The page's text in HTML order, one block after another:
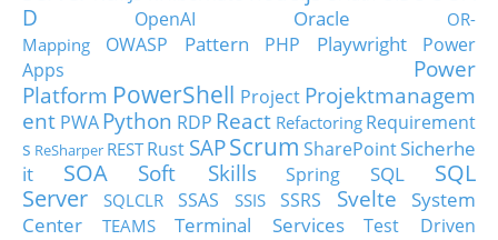
D
OpenAI Oracle
OR-
Mapping
OWASP Pattern PHP Playwright
Power
Apps
Power
Platform PowerShell Project Projektmanagem
ent PWA Python RDP React Refactoring Requirement
s ReSharper RESTRust SAPScrum SharePointSicherhe
it
SOA Soft Skills Spring SQL
SQL
Server
SQLCLR SSAS SSIS SSRS Svelte
System
Center
TEAMS Terminal Services
Test Driven